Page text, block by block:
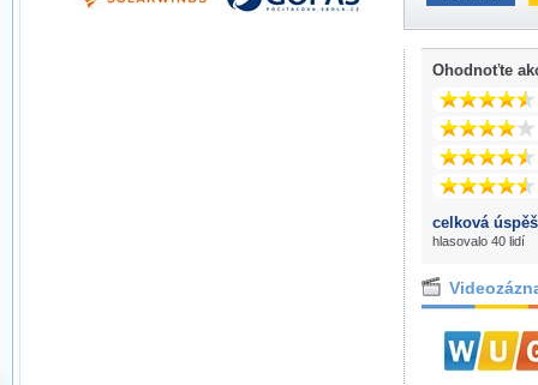
Ohodnoťte
celková
hlasovalo 40 lidí